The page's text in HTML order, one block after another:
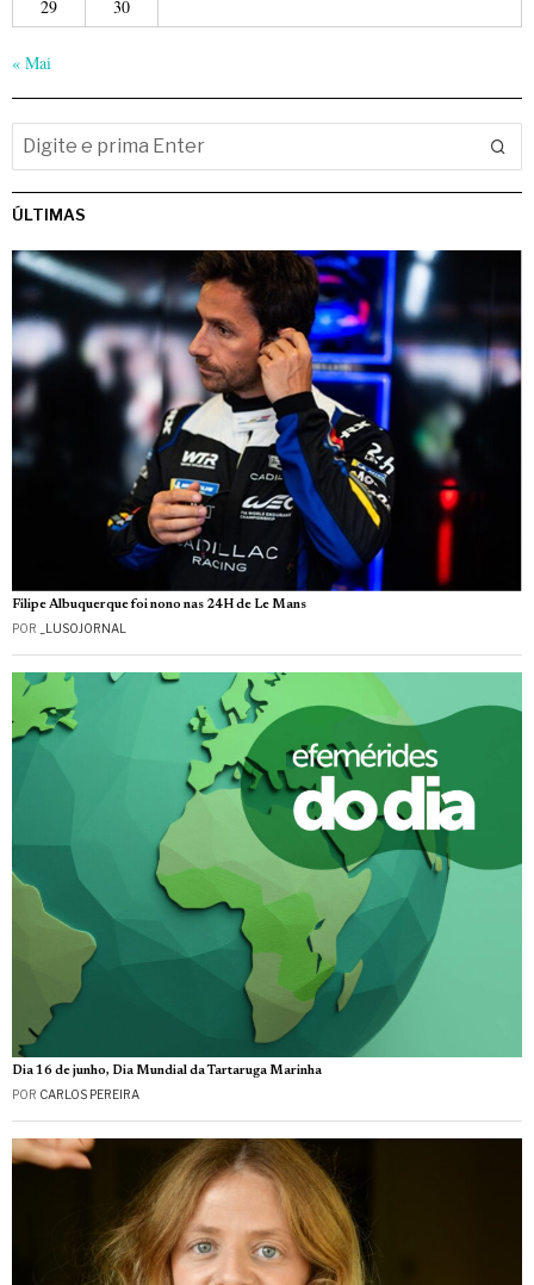
29 30
« Mai
ÚLTIMAS
Filipe Albuquerque foi nono nas 24H de Le Mans
POR _LUSOJORNAL
Dia 16 de junho, Dia Mundial da Tartaruga Marinha
POR CARLOS PEREIRA